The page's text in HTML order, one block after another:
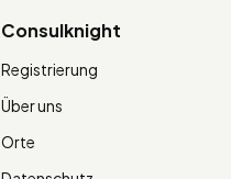
Consulknight
Registrierung
Über uns
Orte